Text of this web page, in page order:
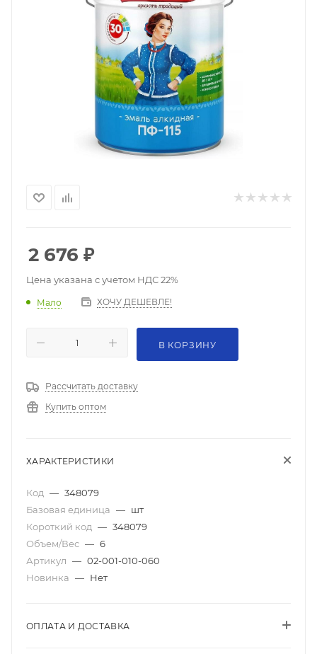
2 676 ₽
Цена указана с учетом НДС 22%
Мало ХОЧУ ДЕШЕВЛЕ!
В КОРЗИНУ
Рассчитать доставку
Купить оптом
ХАРАКТЕРИСТИКИ
Код — 348079
Базовая единица — шт
Короткий код — 348079
Объем/Вес — 6
Артикул — 02-001-010-060
Новинка — Нет
ОПЛАТА И ДОСТАВКА